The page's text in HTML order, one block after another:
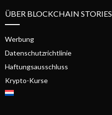
ÜBER BLOCKCHAIN STORIES
Werbung
Datenschutzrichtlinie
Haftungsausschluss
Krypto-Kurse